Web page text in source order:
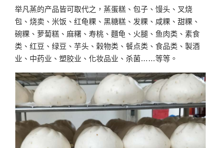
举凡蒸的产品皆可取代之，蒸蛋糕、包子、馒头、叉烧
包、烧卖、米饭、红龟粿、黑糖糕、发粿、咸粿、甜粿、
碗粿、萝蔔糕、麻糬、寿桃、麵龟、火腿、鱼肉类、素食
类、红豆、绿豆、芋头、榖物类、餐点类、食品类、製酒
业、中药业、塑胶业、化妆品业、杀菌……等等。